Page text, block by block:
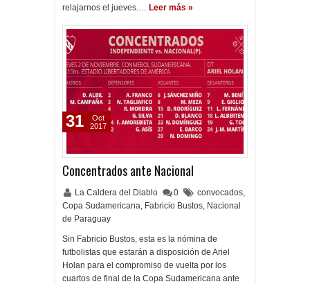
relajarnos el jueves.… Leer más »
Concentrados ante Nacional
La Caldera del Diablo 0 convocados,
Copa Sudamericana, Fabricio Bustos, Nacional
de Paraguay
Sin Fabricio Bustos, esta es la nómina de
futbolistas que estarán a disposición de Ariel
Holan para el compromiso de vuelta por los
cuartos de final de la Copa Sudamericana ante
31
Oct
2017